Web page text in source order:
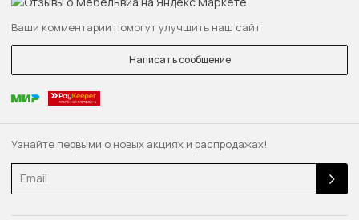
Узнайте первыми о новых акциях и распродажах!
Email
Ваши комментарии помогут улучшить наш сайт
Написать сообщение